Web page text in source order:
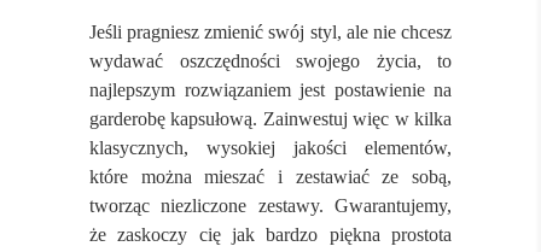
Jeśli pragniesz zmienić swój styl, ale nie chcesz
wydawać oszczędności swojego życia, to
najlepszym rozwiązaniem jest postawienie na
garderobę kapsułową. Zainwestuj więc w kilka
klasycznych, wysokiej jakości elementów,
które można mieszać i zestawiać ze sobą,
tworząc niezliczone zestawy. Gwarantujemy,
że zaskoczy cię jak bardzo piękna prostota